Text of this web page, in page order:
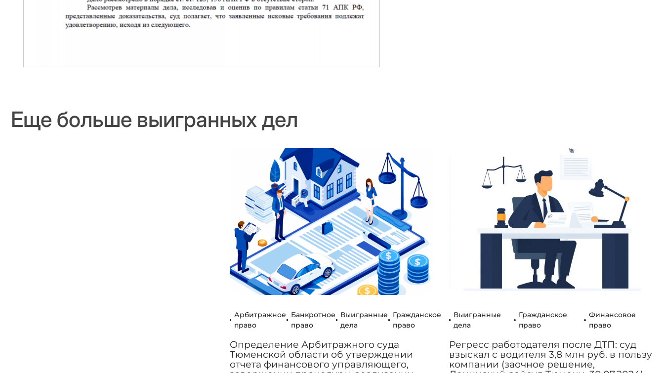
Еще больше выигранных дел
Арбитражное
право
Банкротное
право
Выигранные
дела
Гражданское
право
Определение Арбитражного суда
Тюменской области об утверждении
отчета финансового управляющего,
Выигранные
дела
Гражданское
право
Финансовое
право
Регресс работодателя после ДТП: суд
взыскал с водителя 3,8 млн руб. в пользу
компании (заочное решение,